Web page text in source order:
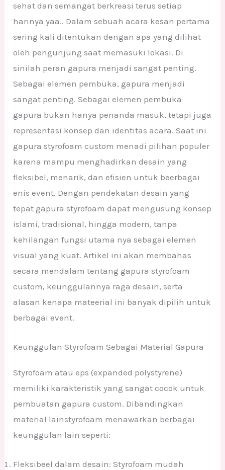
sehat dan semangat berkreasi terus setiap
harinya yaa.. Dalam sebuah acara kesan pertama
sering kali ditentukan dengan apa yang dilihat
oleh pengunjung saat memasuki lokasi. Di
sinilah peran gapura menjadi sangat penting.
Sebagai elemen pembuka, gapura menjadi
sangat penting. Sebagai elemen pembuka
gapura bukan hanya penanda masuk, tetapi juga
representasi konsep dan identitas acara. Saat ini
gapura styrofoam custom menadi pilihan populer
karena mampu menghadirkan desain yang
fleksibel, menarik, dan efisien untuk beerbagai
enis event. Dengan pendekatan desain yang
tepat gapura styrofoam dapat mengusung konsep
islami, tradisional, hingga modern, tanpa
kehilangan fungsi utama nya sebagai elemen
visual yang kuat. Artikel ini akan membahas
secara mendalam tentang gapura styrofoam
custom, keunggulannya raga desain, serta
alasan kenapa mateerial ini banyak dipilih untuk
berbagai event.
Keunggulan Styrofoam Sebagai Material Gapura
Styrofoam atau eps (expanded polystyrene)
memiliki karakteristik yang sangat cocok untuk
pembuatan gapura custom. Dibandingkan
material lainstyrofoam menawarkan berbagai
keunggulan lain seperti:
Fleksibeel dalam desain: Styrofoam mudah